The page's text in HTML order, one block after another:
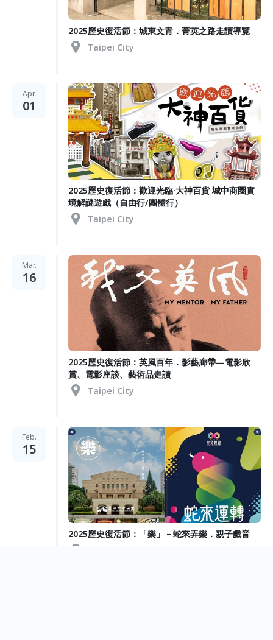
2025歷史復活節：城東文青．菁英之路走讀導覽
Taipei City
Apr.
01
2025歷史復活節：歡迎光臨·大神百貨 城中商圈實
境解謎遊戲（自由行/團體行）
Taipei City
Mar.
16
2025歷史復活節：英風百年．影藝廊帶—電影欣
賞、電影座談、藝術品走讀
Taipei City
Feb.
15
2025歷史復活節：「樂」－蛇來弄樂．親子戲音